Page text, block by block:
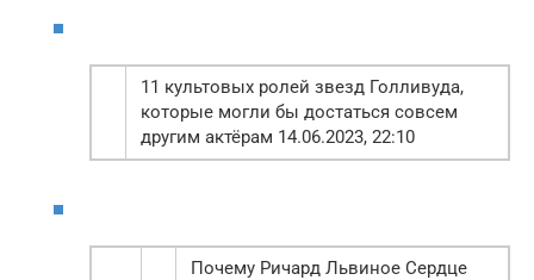
11 культовых ролей звезд Голливуда,
которые могли бы достаться совсем
другим актёрам 14.06.2023, 22:10
Почему Ричард Львиное Сердце